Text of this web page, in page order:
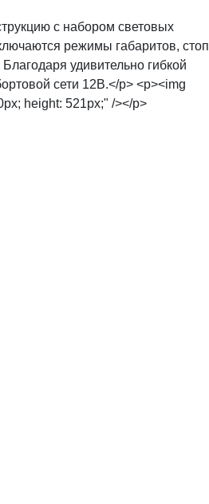
с набором световых
режимы габаритов, стоп
удивительно гибкой
сети 12В.</p> <p><img
height: 521px;" /></p>